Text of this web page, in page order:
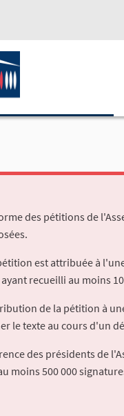
des pétitions de
est attribuée à
recueilli au moins
de la pétition à
le texte au cours d'un
des présidents de
moins 500 000